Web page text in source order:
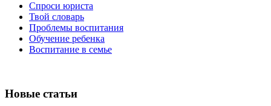
Спроси юриста
Твой словарь
Проблемы воспитания
Обучение ребенка
Воспитание в семье
Новые статьи